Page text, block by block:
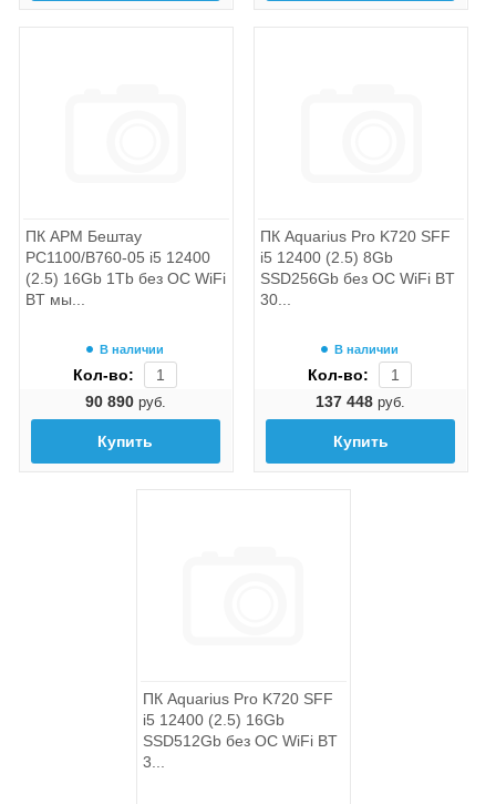
ПК АРМ Бештау
PC1100/B760-05 i5 12400
(2.5) 16Gb 1Tb без ОС WiFi
BT мы...
В наличии
Кол-во:
90 890 руб.
Купить
ПК Aquarius Pro K720 SFF
i5 12400 (2.5) 8Gb
SSD256Gb без ОС WiFi BT
30...
В наличии
Кол-во:
137 448руб.
Купить
ПК Aquarius Pro K720 SFF
i5 12400 (2.5) 16Gb
SSD512Gb без ОС WiFi BT
3...